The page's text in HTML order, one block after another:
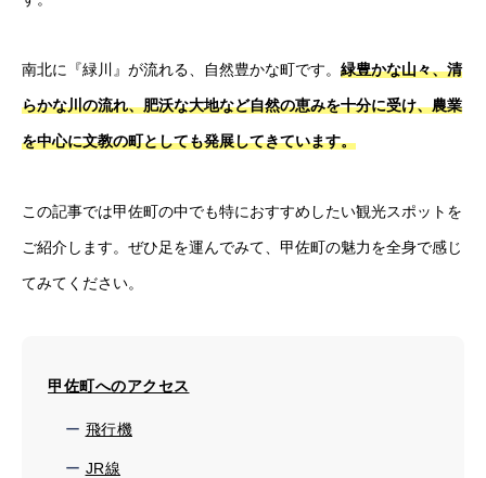
南北に『緑川』が流れる、自然豊かな町です。 緑豊かな山々、清
らかな川の流れ、肥沃な大地など自然の恵みを十分に受け、農業
を中心に文教の町としても発展してきています。
この記事では甲佐町の中でも特におすすめしたい観光スポットを
ご紹介します。ぜひ足を運んでみて、甲佐町の魅力を全身で感じ
てみてください。
甲佐町へのアクセス
飛行機
JR線